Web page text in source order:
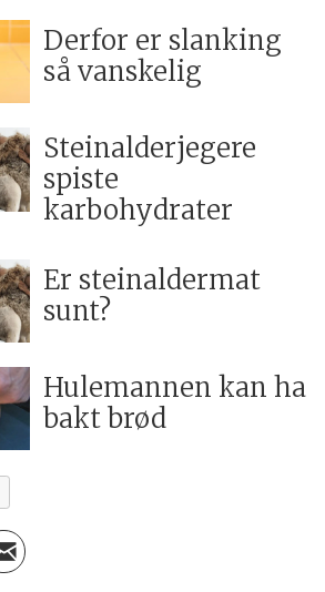
Derfor er slanking
så vanskelig
Steinalderjegere
spiste
karbohydrater
Er steinaldermat
sunt?
Hulemannen kan ha
bakt brød